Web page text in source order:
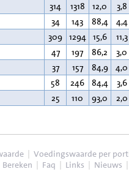
314 1318 12,0 3,8
34 143 88,4 4,4
309 1294 15,6 11,3
47 197 86,2 3,0
37 157 84,9 4,0
58 246 84,4 3,6
25 110 93,0 2,0
| Voedingswaarde per
Bereken | Faq | Links | Nieuws |